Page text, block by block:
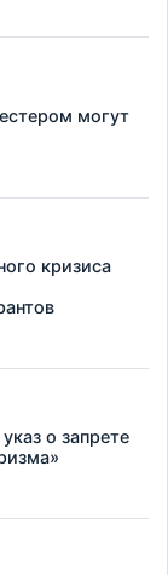
могут
кризиса
о запрете